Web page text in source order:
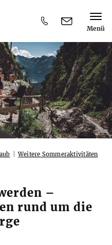
Menü
Weitere Sommeraktivitäten
–
rund um die